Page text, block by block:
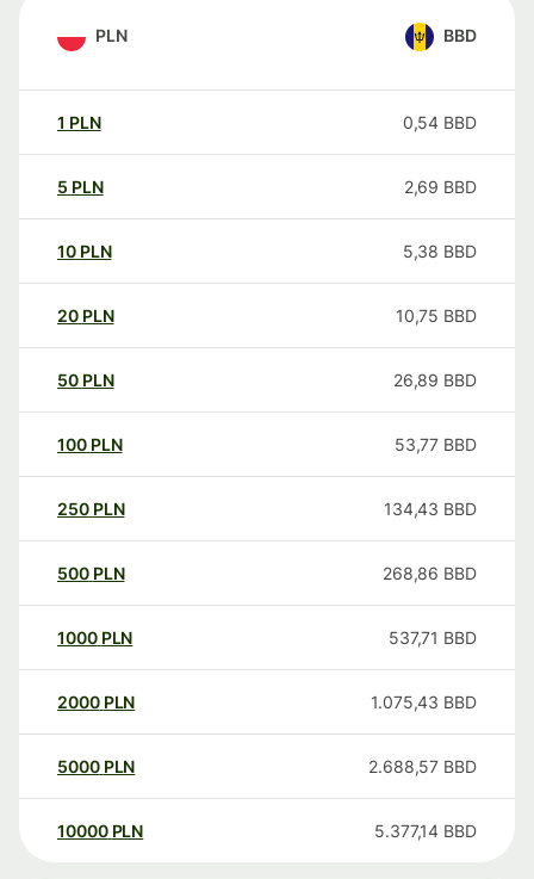
PLN BBD
1 PLN 0,54 BBD
5 PLN 2,69 BBD
10 PLN 5,38 BBD
20 PLN 10,75 BBD
50 PLN 26,89 BBD
100 PLN 53,77 BBD
250 PLN 134,43 BBD
500 PLN 268,86 BBD
1000 PLN 537,71 BBD
2000 PLN 1.075,43 BBD
5000 PLN 2.688,57 BBD
10000 PLN 5.377,14 BBD